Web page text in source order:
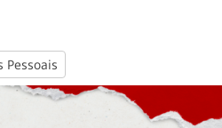
Pessoais